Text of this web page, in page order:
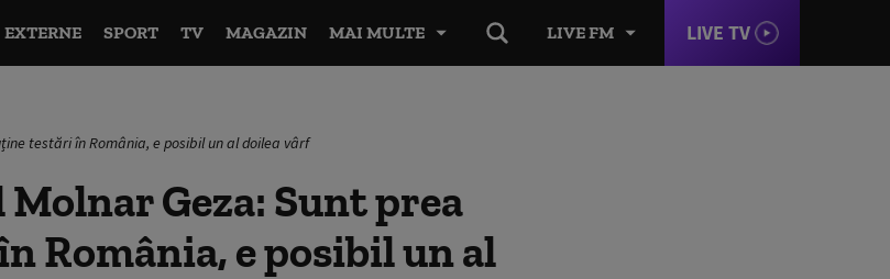
LIVE FM LIVE TV
EXTERNE SPORT TV MAGAZIN MAI MULTE
testări în România, e posibil un al doilea vârf
Geza: Sunt prea
România, e posibil un al